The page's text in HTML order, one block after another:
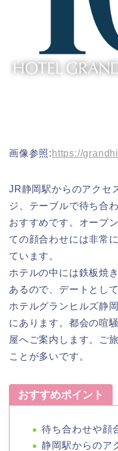
画像参照: https://
JR静岡駅からのアクセ
ジ、テーブルで待ち合
おすすめです。オープ
ての顔合わせには非常
ています。
ホテルの中には鉄板焼
あるので、デートとし
ホテルグランヒルズ静
にあります。都会の喧
屋へご案内します。ご
ことが多いです。
おすすめポイント
待ち合わせや顔
静岡駅からのア